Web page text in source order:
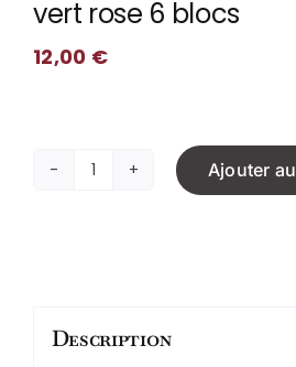
vert rose 6 blocs
12,00 €
quantité
it
Ajouter
Description